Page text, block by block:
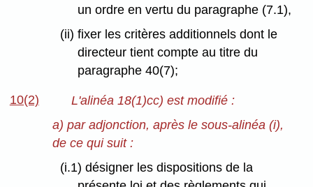
un ordre en vertu du paragraphe (7.1),
(ii) fixer les critères additionnels dont le
directeur tient compte au titre du
paragraphe 40(7);
10(2)
L'alinéa 18(1)cc) est modifié :
a) par adjonction, après le sous-alinéa (i),
de ce qui suit :
(i.1) désigner les dispositions de la